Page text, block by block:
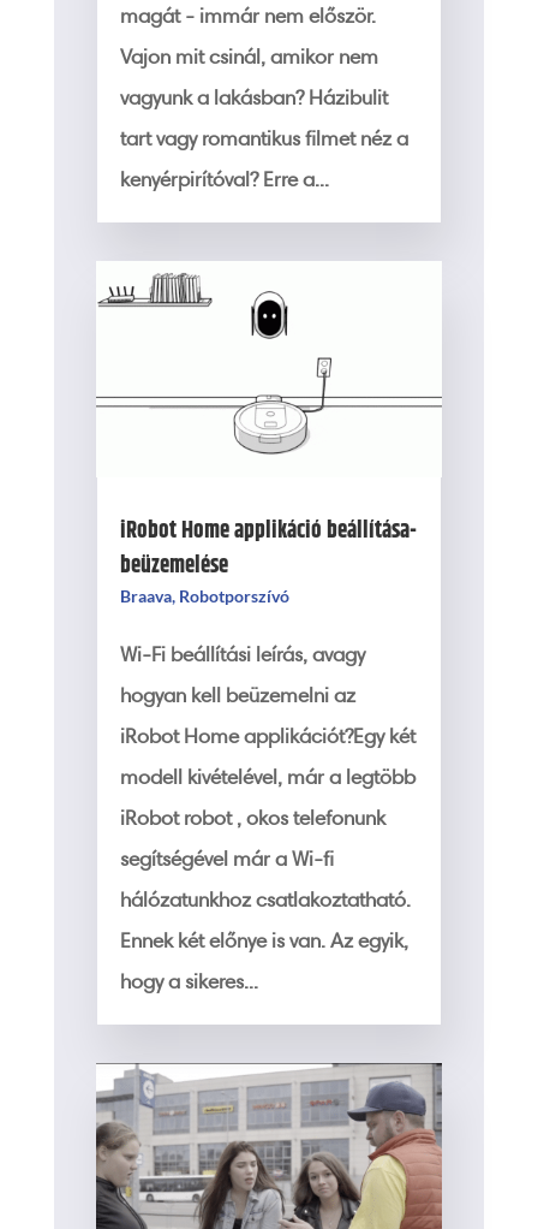
magát - immár nem először.
Vajon mit csinál, amikor nem
vagyunk a lakásban? Házibulit
tart vagy romantikus filmet néz a
kenyérpirítóval? Erre a...
iRobot Home applikáció beállítása-
beüzemelése
Braava, Robotporszívó
Wi-Fi beállítási leírás, avagy
hogyan kell beüzemelni az
iRobot Home applikációt?Egy két
modell kivételével, már a legtöbb
iRobot robot , okos telefonunk
segítségével már a Wi-fi
hálózatunkhoz csatlakoztatható.
Ennek két előnye is van. Az egyik,
hogy a sikeres...